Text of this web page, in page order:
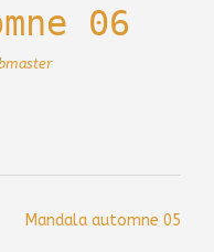
06
Mandala automne 05